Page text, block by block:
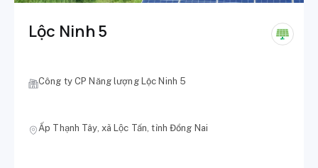
Lộc Ninh 5
Công ty CP Năng lượng Lộc Ninh 5
Ấp Thạnh Tây, xã Lộc Tấn, tỉnh Đồng Nai